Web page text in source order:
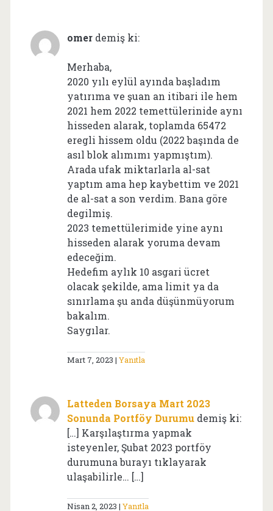
omer demiş ki:
Merhaba,
2020 yılı eylül ayında başladım
yatırıma ve şuan an itibari ile hem
2021 hem 2022 temettülerinide aynı
hisseden alarak, toplamda 65472
eregli hissem oldu (2022 başında de
asıl blok alımımı yapmıştım).
Arada ufak miktarlarla al-sat
yaptım ama hep kaybettim ve 2021
de al-sat a son verdim. Bana göre
degilmiş.
2023 temettülerimide yine aynı
hisseden alarak yoruma devam
edeceğim.
Hedefim aylık 10 asgari ücret
olacak şekilde, ama limit ya da
sınırlama şu anda düşünmüyorum
bakalım.
Saygılar.
Mart 7, 2023 Yanıtla
Latteden Borsaya Mart 2023
Sonunda Portföy Durumu demiş ki:
[…] Karşılaştırma yapmak
isteyenler, Şubat 2023 portföy
durumuna burayı tıklayarak
ulaşabilirle… […]
Nisan 2, 2023 Yanıtla